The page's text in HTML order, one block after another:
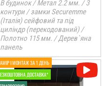
В будинок / Метал 2.2 мм. / 3
контури / замки Securemme
(Італія) сейфовий та під
циліндр (перекодований) /
Полотно 115 мм. / Дерев`яна
панель